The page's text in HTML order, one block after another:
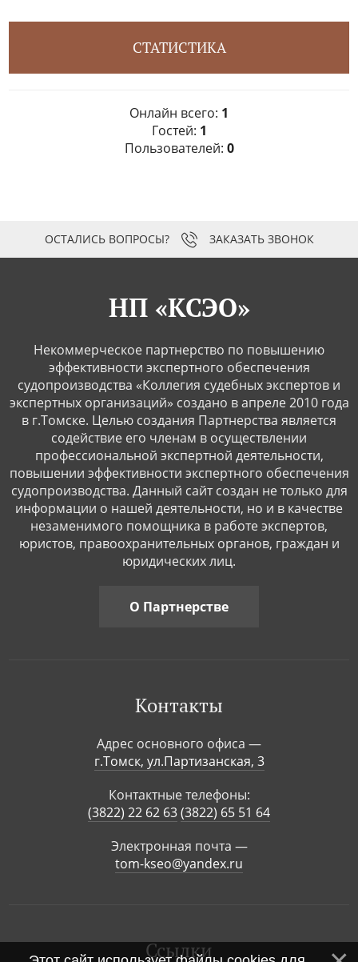
СТАТИСТИКА
Онлайн всего: 1
Гостей: 1
Пользователей: 0
ЗАКАЗАТЬ ЗВОНОК
НП «КСЭО»
Некоммерческое партнерство по повышению
эффективности экспертного обеспечения
судопроизводства «Коллегия судебных экспертов и
экспертных организаций» создано в апреле 2010 года
в г.Томске. Целью создания Партнерства является
содействие его членам в осуществлении
профессиональной экспертной деятельности,
повышении эффективности экспертного обеспечения
судопроизводства. Данный сайт создан не только для
информации о нашей деятельности, но и в качестве
незаменимого помощника в работе экспертов,
юристов, правоохранительных органов, граждан и
юридических лиц.
О Партнерстве
Контакты
Адрес основного офиса —
г.Томск, ул.Партизанская, 3
Контактные телефоны:
(3822) 22 62 63(3822) 65 51 64
Электронная почта —
tom-kseo@yandex.ru
Ссылки